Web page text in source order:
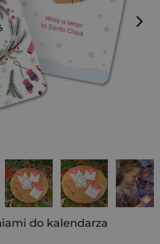
do kalendarza